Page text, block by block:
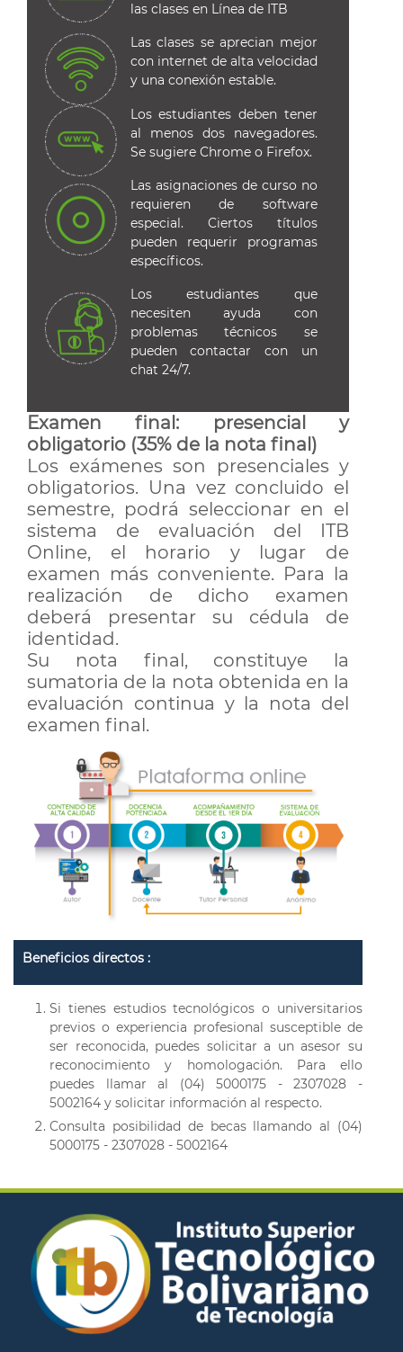
las clases en Línea de ITB
Las clases se aprecian mejor
con internet de alta velocidad
y una conexión estable.
Los estudiantes deben tener
al menos dos navegadores.
Se sugiere Chrome o Firefox.
Las asignaciones de curso no
requieren de software
especial. Ciertos títulos
pueden requerir programas
específicos.
Los estudiantes que
necesiten ayuda con
problemas técnicos se
pueden contactar con un
chat 24/7.
Examen final: presencial y
obligatorio (35% de la nota final)
Los exámenes son presenciales y
obligatorios. Una vez concluido el
semestre, podrá seleccionar en el
sistema de evaluación del ITB
Online, el horario y lugar de
examen más conveniente. Para la
realización de dicho examen
deberá presentar su cédula de
identidad.
Su nota final, constituye la
sumatoria de la nota obtenida en la
evaluación continua y la nota del
examen final.
Beneficios directos :
Si tienes estudios tecnológicos o universitarios
previos o experiencia profesional susceptible de
ser reconocida, puedes solicitar a un asesor su
reconocimiento y homologación. Para ello
puedes llamar al (04) 5000175 - 2307028 -
5002164 y solicitar información al respecto.
Consulta posibilidad de becas llamando al (04)
5000175 - 2307028 - 5002164